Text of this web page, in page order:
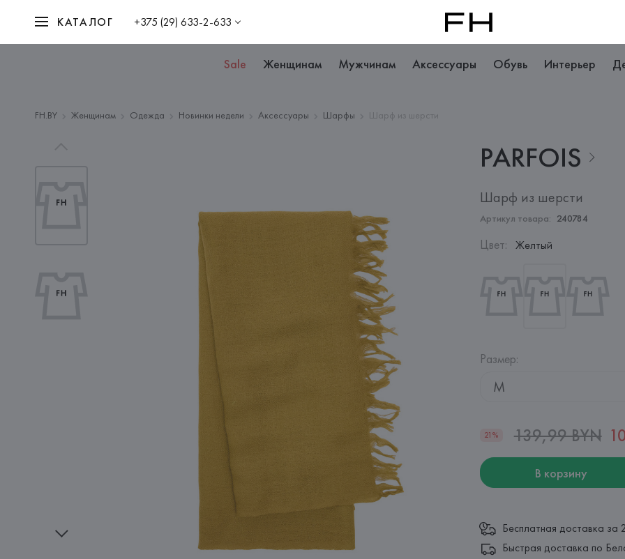
КАТАЛОГ +375 (29) 633-2-633
Sale Женщинам Мужчинам Аксессуары Обувь Интерьер
FH.BY Женщинам Одежда Новинки недели Аксессуары Шарфы Шарф из шерсти
PARFOIS
Шарф из шерсти
Артикул товара: 240784
Цвет: Желтый
Размер:
M
21% 139,99 BYN
В корзину
Бесплатная доставка за
Быстрая доставка по